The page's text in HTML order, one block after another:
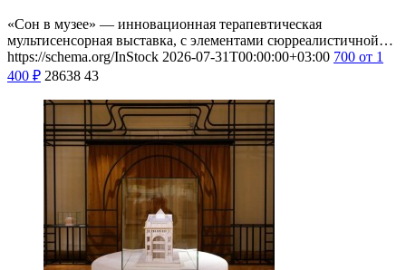
«Сон в музее» — инновационная терапевтическая
мультисенсорная выставка, с элементами сюрреалистичной…
https://schema.org/InStock 2026-07-31T00:00:00+03:00 700 от 1
400 ₽ 28638 43